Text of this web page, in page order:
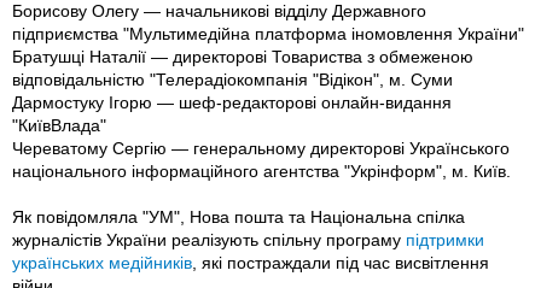
Борисову Олегу — начальникові відділу Державного
підприємства "Мультимедійна платформа іномовлення України"
Братушці Наталії — директорові Товариства з обмеженою
відповідальністю "Телерадіокомпанія "Відікон", м. Суми
Дармостуку Ігорю — шеф-редакторові онлайн-видання
"КиївВлада"
Череватому Сергію — генеральному директорові Українського
національного інформаційного агентства "Укрінформ", м. Київ.
Як повідомляла "УМ", Нова пошта та Національна спілка
журналістів України реалізують спільну програму підтримки
українських медійників, які постраждали під час висвітлення